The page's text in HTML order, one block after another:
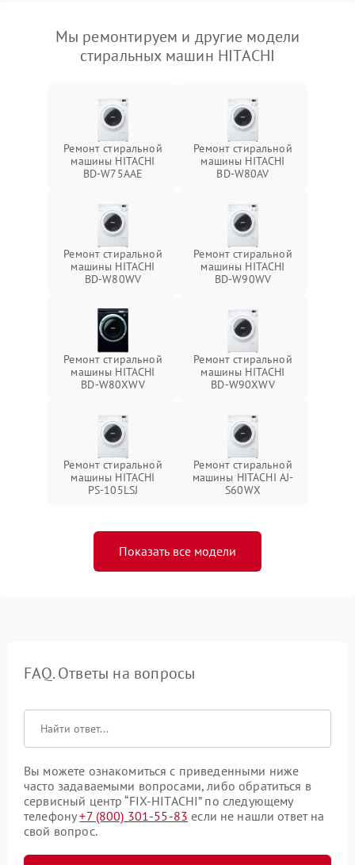
Мы ремонтируем и другие модели
стиральных машин HITACHI
Ремонт стиральной
машины HITACHI
BD-W75AAE
Ремонт стиральной
машины HITACHI
BD-W80AV
Ремонт стиральной
машины HITACHI
BD-W80WV
Ремонт стиральной
машины HITACHI
BD-W90WV
Ремонт стиральной
машины HITACHI
BD-W80XWV
Ремонт стиральной
машины HITACHI
BD-W90XWV
Ремонт стиральной
машины HITACHI
PS-105LSJ
Ремонт стиральной
машины HITACHI AJ-
S60WX
Показать все модели
FAQ. Ответы на вопросы
Вы можете ознакомиться с приведенными ниже
часто задаваемыми вопросами, либо обратиться в
сервисный центр “FIX-HITACHI” по следующему
телефону+7 (800) 301-55-83 если не нашли ответ на
свой вопрос.